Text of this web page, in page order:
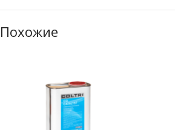
Похожие